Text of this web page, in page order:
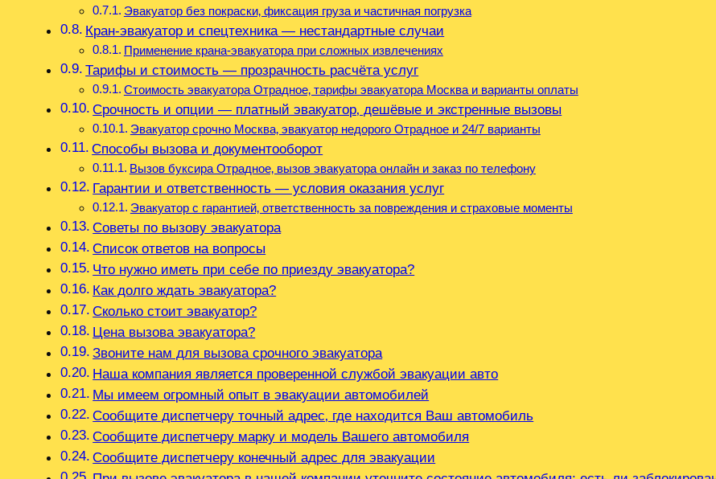
Эвакуатор без покраски‚ фиксация груза и частичная погрузка
Кран-эвакуатор и спецтехника — нестандартные случаи
Применение крана-эвакуатора при сложных извлечениях
Тарифы и стоимость — прозрачность расчёта услуг
Стоимость эвакуатора Отрадное‚ тарифы эвакуатора Москва и варианты оплаты
Срочность и опции — платный эвакуатор‚ дешёвые и экстренные вызовы
Эвакуатор срочно Москва‚ эвакуатор недорого Отрадное и 24/7 варианты
Способы вызова и документооборот
Вызов буксира Отрадное‚ вызов эвакуатора онлайн и заказ по телефону
Гарантии и ответственность — условия оказания услуг
Эвакуатор с гарантией‚ ответственность за повреждения и страховые моменты
Советы по вызову эвакуатора
Список ответов на вопросы
Что нужно иметь при себе по приезду эвакуатора?
Как долго ждать эвакуатора?
Сколько стоит эвакуатор?
Цена вызова эвакуатора?
Звоните нам для вызова срочного эвакуатора
Наша компания является проверенной службой эвакуации авто
Мы имеем огромный опыт в эвакуации автомобилей
Сообщите диспетчеру точный адрес‚ где находится Ваш автомобиль
Сообщите диспетчеру марку и модель Вашего автомобиля
Сообщите диспетчеру конечный адрес для эвакуации